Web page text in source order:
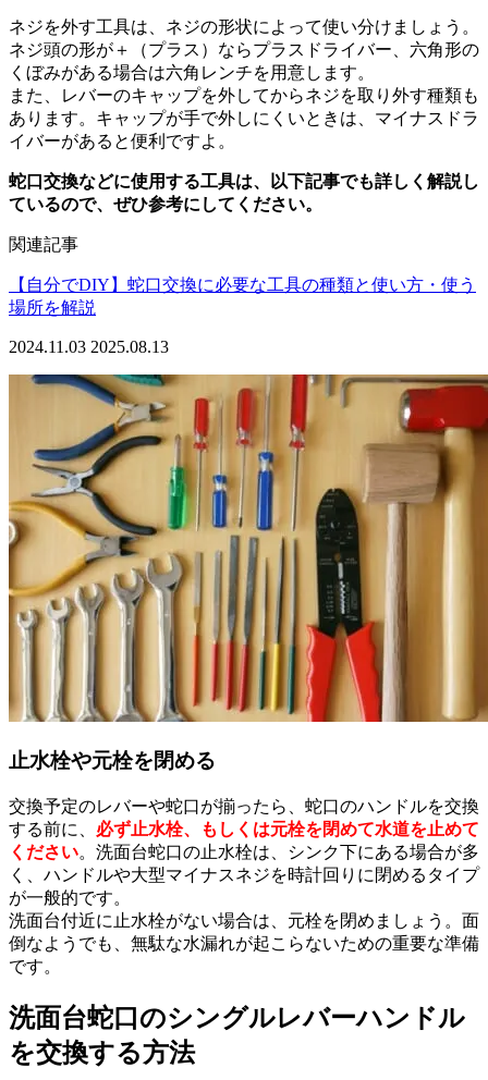
ネジを外す工具は、ネジの形状によって使い分けましょう。
ネジ頭の形が＋（プラス）ならプラスドライバー、六角形の
くぼみがある場合は六角レンチを用意します。
また、レバーのキャップを外してからネジを取り外す種類も
あります。キャップが手で外しにくいときは、マイナスドラ
イバーがあると便利ですよ。
蛇口交換などに使用する工具は、以下記事でも詳しく解説し
ているので、ぜひ参考にしてください。
関連記事
【自分でDIY】蛇口交換に必要な工具の種類と使い方・使う
場所を解説
2024.11.03 2025.08.13
止水栓や元栓を閉める
交換予定のレバーや蛇口が揃ったら、蛇口のハンドルを交換
する前に、 必ず止水栓、もしくは元栓を閉めて水道を止めて
ください。洗面台蛇口の止水栓は、シンク下にある場合が多
く、ハンドルや大型マイナスネジを時計回りに閉めるタイプ
が一般的です。
洗面台付近に止水栓がない場合は、元栓を閉めましょう。面
倒なようでも、無駄な水漏れが起こらないための重要な準備
です。
洗面台蛇口のシングルレバーハンドル
を交換する方法